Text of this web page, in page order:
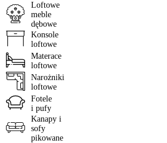
Loftowe
meble
dębowe
Konsole
loftowe
Materace
loftowe
Narożniki
loftowe
Fotele
i pufy
Kanapy i
sofy
pikowane